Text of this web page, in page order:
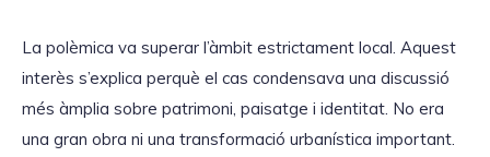
La polèmica va superar l’àmbit estrictament local. Aquest
interès s’explica perquè el cas condensava una discussió
més àmplia sobre patrimoni, paisatge i identitat. No era
una gran obra ni una transformació urbanística important.